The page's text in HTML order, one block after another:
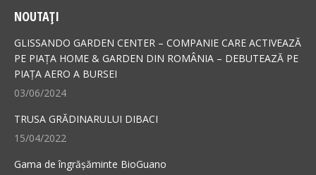
opens
in
new
window
opens
in
new
window
NOUTAȚI
GLISSANDO GARDEN CENTER – COMPANIE CARE ACTIVEAZĂ
PE PIAȚA HOME & GARDEN DIN ROMÂNIA – DEBUTEAZĂ PE
PIAȚA AERO A BURSEI
03/06/2024
TRUSA GRĂDINARULUI DIBACI
15/04/2022
Gama de îngrășăminte BioGuano